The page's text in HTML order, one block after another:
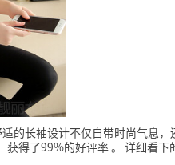
的长袖设计不仅自带时尚气息
获得了99%的好评率。 详细看下